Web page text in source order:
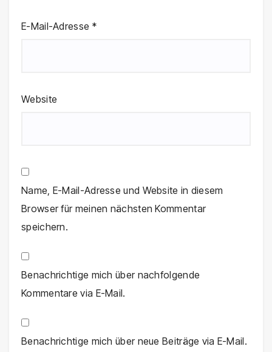
E-Mail-Adresse *
Website
Name, E-Mail-Adresse und Website in diesem
Browser für meinen nächsten Kommentar
speichern.
Benachrichtige mich über nachfolgende
Kommentare via E-Mail.
Benachrichtige mich über neue Beiträge via E-Mail.